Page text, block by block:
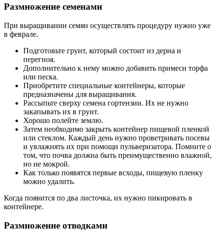
Размножение семенами
При выращивании семян осуществлять процедуру нужно уже
в феврале.
Подготовьте грунт, который состоит из дерна и
перегноя.
Дополнительно к нему можно добавить примеси торфа
или песка.
Приобретите специальные контейнеры, которые
предназначены для выращивания.
Рассыпьте сверху семена гортензии. Их не нужно
закапывать их в грунт.
Хорошо полейте землю.
Затем необходимо закрыть контейнер пищевой пленкой
или стеклом. Каждый день нужно проветривать посевы
и увлажнять их при помощи пульверизатора. Помните о
том, что почва должна быть преимущественно влажной,
но не мокрой.
Как только появятся первые всходы, пищевую пленку
можно удалить.
Когда появится по два листочка, их нужно пикировать в
контейнере.
Размножение отводками